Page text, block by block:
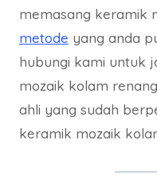
memasang keramik
metode yang anda
hubungi kami untuk
mozaik kolam
ahli yang sudah
keramik mozaik